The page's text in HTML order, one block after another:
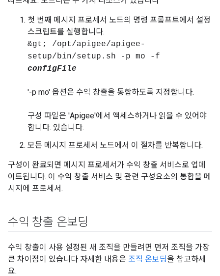
첫 번째 메시지 프로세서 노드의 명령 프롬프트에서 설정
스크립트를 실행합니다.
&gt; /opt/apigee/apigee-
setup/bin/setup.sh -p mo -f
configFile
'-p mo' 옵션은 수익 창출을 통합하도록 지정합니다.
구성 파일은 'Apigee'에서 액세스하거나 읽을 수 있어야
합니다. 있습니다.
모든 메시지 프로세서 노드에서 이 절차를 반복합니다.
구성이 완료되면 메시지 프로세서가 수익 창출 서비스로 업데
이트됩니다. 이 수익 창출 서비스 및 관련 구성요소의 통합을 메
시지에 프로세서.
수익 창출 온보딩
수익 창출이 사용 설정된 새 조직을 만들려면 먼저 조직을 가장
큰 차이점이 있습니다 자세한 내용은 조직 온보딩을 참고하세
요.